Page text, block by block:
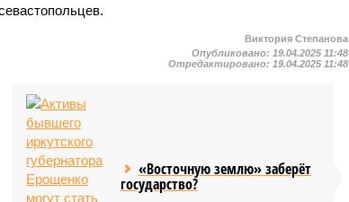
Виктория Степанова
Опубликовано: 19.04.2025 11:48
Отредактировано: 19.04.2025 11:48
«Восточную землю» заберёт
государство?